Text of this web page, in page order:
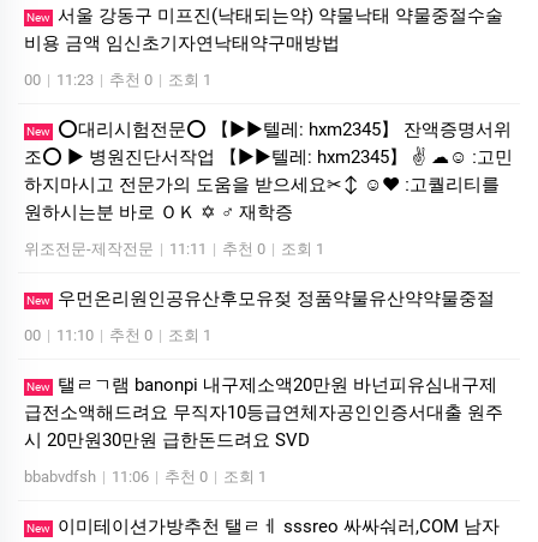
New 서울 강동구 미프진(낙태되는약) 약물낙태 약물중절수술
비용 금액 임신초기자연낙태약구매방법
00 | 11:23 | 추천 0 | 조회 1
New
⭕️대리시험전문⭕️ 【▶▶텔레: hxm2345】 잔액증명서위
조⭕️ ▶ 병원진단서작업 【▶▶텔레: hxm2345】 ✌ ☁☺ ː고민
하지마시고 전문가의 도움을 받으세요✂↕ ☺♥ ː고퀄리티를
원하시는분 바로 ＯＫ ✡ ♂ 재학증
위조전문-제작전문 | 11:11 | 추천 0 | 조회 1
New 우먼온리원인공유산후모유젖 정품약물유산약약물중절
00 | 11:10 | 추천 0 | 조회 1
New
탤ㄹㄱ램 banonpi 내구제소액20만원 바넌피유심내구제
급전소액해드려요 무직자10등급연체자공인인증서대출 원주
시 20만원30만원 급한돈드려요 SVD
bbabvdfsh | 11:06 | 추천 0 | 조회 1
New
이미테이션가방추천 탤ㄹㅔ sssreo 싸싸숴러,COM 남자